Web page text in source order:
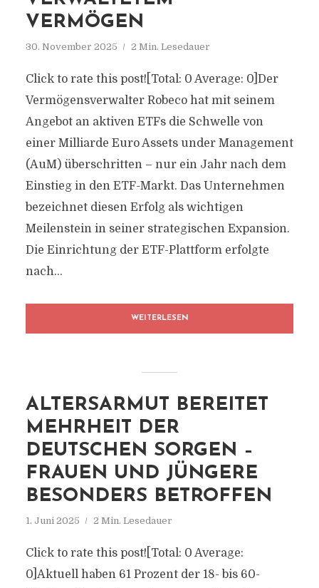
VERMÖGEN
30. November 2025 2 Min. Lesedauer
Click to rate this post![Total: 0 Average: 0]Der
Vermögensverwalter Robeco hat mit seinem
Angebot an aktiven ETFs die Schwelle von
einer Milliarde Euro Assets under Management
(AuM) überschritten – nur ein Jahr nach dem
Einstieg in den ETF-Markt. Das Unternehmen
bezeichnet diesen Erfolg als wichtigen
Meilenstein in seiner strategischen Expansion.
Die Einrichtung der ETF-Plattform erfolgte
nach...
WEITERLESEN
ALTERSARMUT BEREITET
MEHRHEIT DER
DEUTSCHEN SORGEN –
FRAUEN UND JÜNGERE
BESONDERS BETROFFEN
1. Juni 2025 2 Min. Lesedauer
Click to rate this post![Total: 0 Average:
0]Aktuell haben 61 Prozent der 18- bis 60-